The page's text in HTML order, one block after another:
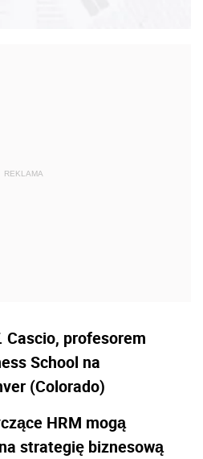
Cascio, profesorem
School na
(Colorado)
HRM mogą
strategię biznesową